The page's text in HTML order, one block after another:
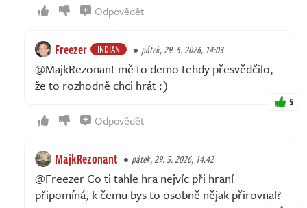
Odpovědět
Freezer INDIAN pátek, 29. 5. 2026, 14:03
@MajkRezonant mě to demo tehdy přesvědčilo,
že to rozhodně chci hrát :)
5
Odpovědět
MajkRezonant pátek, 29. 5. 2026, 14:42
@Freezer Co ti tahle hra nejvíc při hraní
připomíná, k čemu bys to osobně nějak přirovnal?